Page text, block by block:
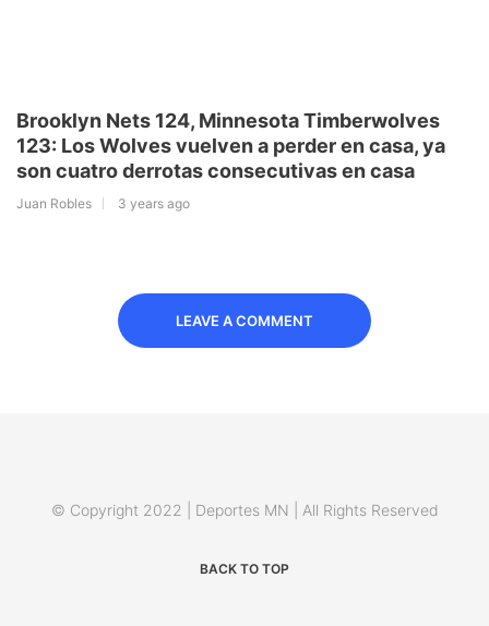
Brooklyn Nets 124, Minnesota Timberwolves
123: Los Wolves vuelven a perder en casa, ya
son cuatro derrotas consecutivas en casa
Juan Robles 3 years ago
LEAVE A COMMENT
© Copyright 2022 | Deportes MN | All Rights Reserved
BACK TO TOP